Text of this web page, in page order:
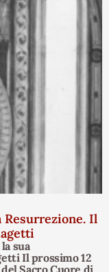
Resurrezione. Il
sua
Il prossimo 12